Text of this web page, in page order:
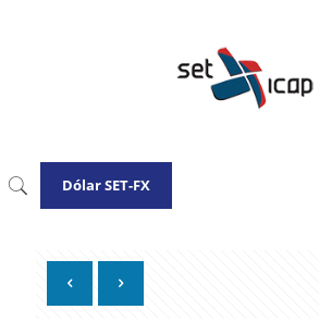
Dólar SET-FX